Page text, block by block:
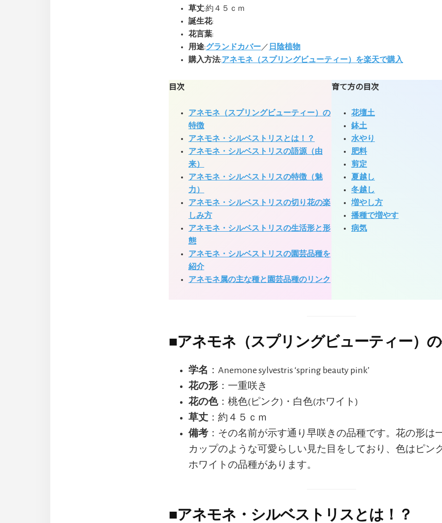
草丈:約４５ｃｍ
誕生花:
花言葉:
用途:グランドカバー ／ 日陰植物
購入方法:アネモネ（スプリングビューティー）を楽天で購入
目次
アネモネ（スプリングビューティー）の
特徴
アネモネ・シルベストリスとは！？
アネモネ・シルベストリスの語源（由
来）
アネモネ・シルベストリスの特徴（魅
力）
アネモネ・シルベストリスの切り花の楽
しみ方
アネモネ・シルベストリスの生活形と形
態
アネモネ・シルベストリスの園芸品種を
紹介
アネモネ属の主な種と園芸品種のリンク
育て方の目次
花壇土
鉢土
水やり
肥料
剪定
夏越し
冬越し
増やし方
播種で増やす
病気
■アネモネ（スプリングビューティー）
学名 ：Anemone sylvestris ‘spring beauty pink’
花の形 ：一重咲き
花の色：桃色(ピンク)・白色(ホワイト)
草丈 ：約４５ｃｍ
備考 ：その名前が示す通り早咲きの品種です。花の形は
カップのような可愛らしい見た目をしており、色はピン
ホワイトの品種があります。
■アネモネ・シルベストリスとは！？